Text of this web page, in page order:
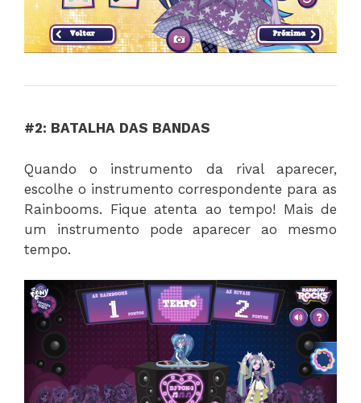
#2: BATALHA DAS BANDAS
Quando o instrumento da rival aparecer,
escolhe o instrumento correspondente para as
Rainbooms. Fique atenta ao tempo! Mais de
um instrumento pode aparecer ao mesmo
tempo.